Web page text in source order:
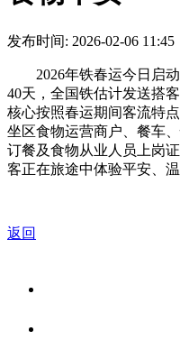
发布时间: 2026-02-06
2026年铁春运今日启动
40天，全国铁估计发送搭
核心按照春运期间客流特
坐区食物运营商户、餐车
订餐及食物从业人员上岗
客正在旅途中体验平安、
返回